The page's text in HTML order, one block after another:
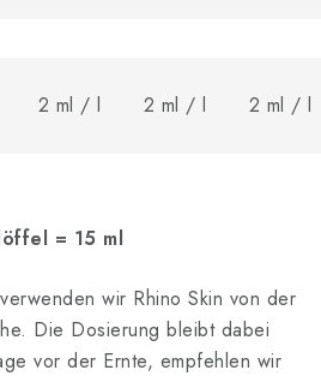
2 ml / l 2 ml / l 2 ml / l
= 15 ml
wir Rhino Skin von der
Die Dosierung bleibt dabei
vor der Ernte, empfehlen wir